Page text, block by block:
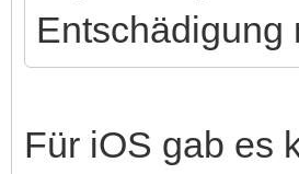
Entschädigung
Für iOS gab es